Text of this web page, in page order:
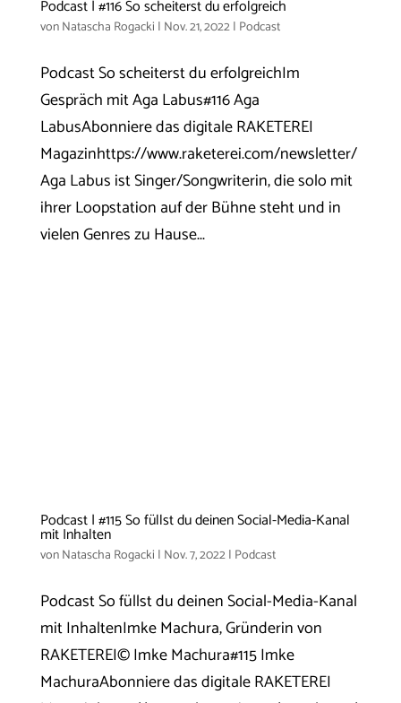
Podcast | #116 So scheiterst du erfolgreich
vonNatascha Rogacki | Nov. 21, 2022| Podcast
Podcast So scheiterst du erfolgreichIm
Gespräch mit Aga Labus#116 Aga
LabusAbonniere das digitale RAKETEREI
Magazinhttps://www.raketerei.com/newsletter/
Aga Labus ist Singer/Songwriterin, die solo mit
ihrer Loopstation auf der Bühne steht und in
vielen Genres zu Hause...
Podcast | #115 So füllst du deinen Social-Media-Kanal
mit Inhalten
vonNatascha Rogacki | Nov. 7, 2022| Podcast
Podcast So füllst du deinen Social-Media-Kanal
mit InhaltenImke Machura, Gründerin von
RAKETEREI© Imke Machura#115 Imke
MachuraAbonniere das digitale RAKETEREI